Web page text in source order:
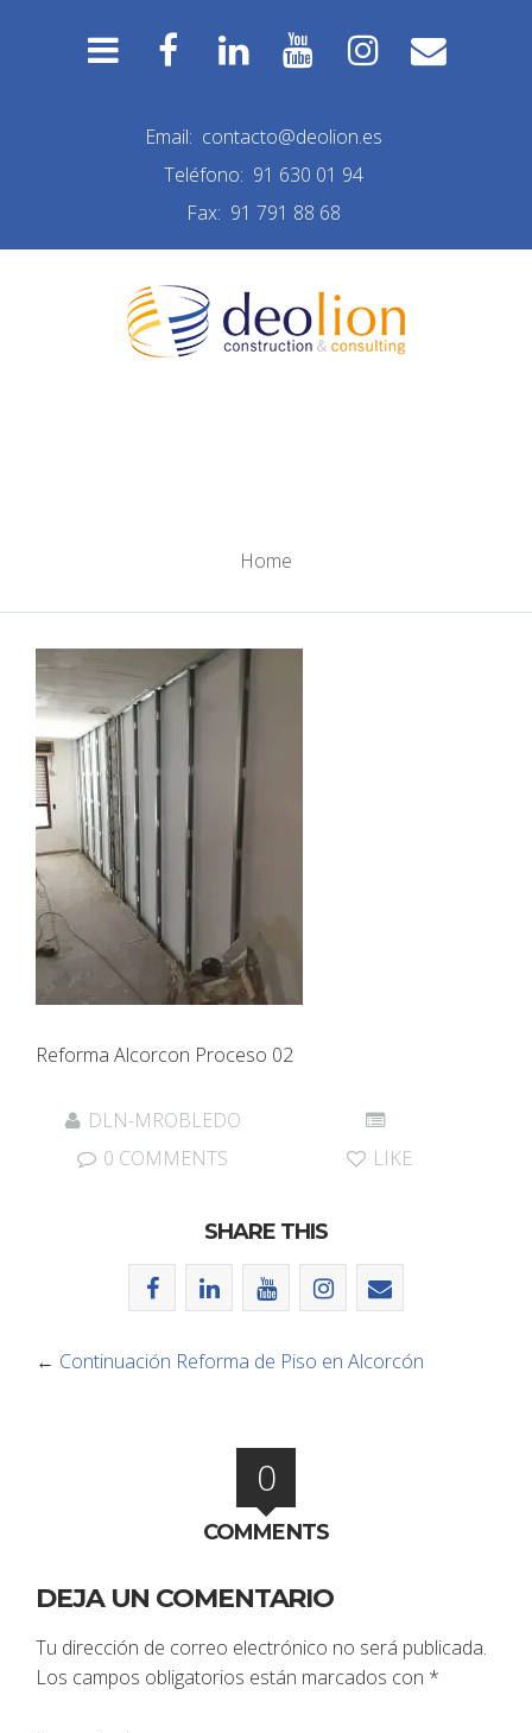
Email: contacto@deolion.es
Teléfono: 91 630 01 94
Fax: 91 791 88 68
Home
Reforma Alcorcon Proceso 02
DLN-MROBLEDO
0 COMMENTS
LIKE
SHARE THIS
← Continuación Reforma de Piso en Alcorcón
0
COMMENTS
DEJA UN COMENTARIO
Tu dirección de correo electrónico no será publicada.
Los campos obligatorios están marcados con *